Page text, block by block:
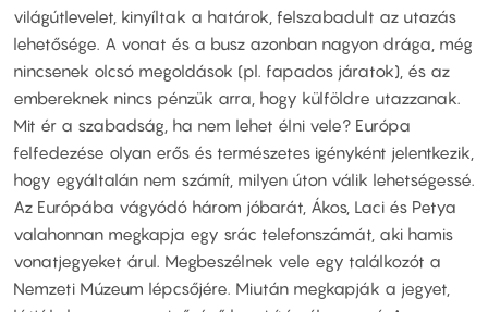
világútlevelet, kinyíltak a határok, felszabadult az utazás
lehetősége. A vonat és a busz azonban nagyon drága, még
nincsenek olcsó megoldások (pl. fapados járatok), és az
embereknek nincs pénzük arra, hogy külföldre utazzanak.
Mit ér a szabadság, ha nem lehet élni vele? Európa
felfedezése olyan erős és természetes igényként jelentkezik,
hogy egyáltalán nem számít, milyen úton válik lehetségessé.
Az Európába vágyódó három jóbarát, Ákos, Laci és Petya
valahonnan megkapja egy srác telefonszámát, aki hamis
vonatjegyeket árul. Megbeszélnek vele egy találkozót a
Nemzeti Múzeum lépcsőjére. Miután megkapják a jegyet,